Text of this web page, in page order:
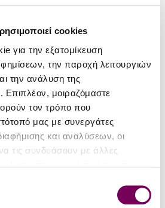
cookies
για την εξατομίκευση
την παροχή λειτουργιών
την ανάλυση της
Επιπλέον, μοιραζόμαστε
τον τρόπο που
μας με συνεργάτες
και αναλύσεων, οι
τις συνδυάσουν με άλλες
2023
8.00€ 8.31€